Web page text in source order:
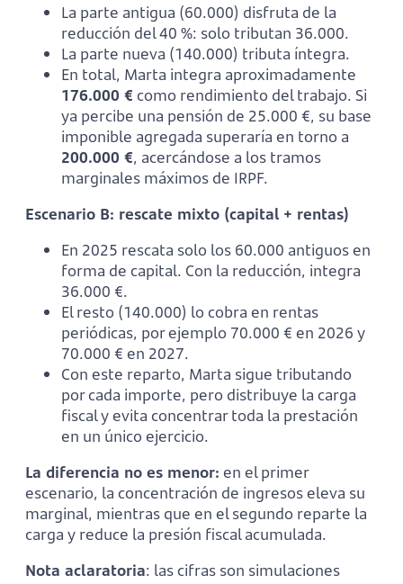
La parte antigua (60.000) disfruta de la
reducción del 40 %: solo tributan 36.000.
La parte nueva (140.000) tributa íntegra.
En total, Marta integra aproximadamente
176.000 € como rendimiento del trabajo. Si
ya percibe una pensión de 25.000 €, su base
imponible agregada superaría en torno a
200.000 €, acercándose a los tramos
marginales máximos de IRPF.
Escenario B: rescate mixto (capital + rentas)
En 2025 rescata solo los 60.000 antiguos en
forma de capital. Con la reducción, integra
36.000 €.
El resto (140.000) lo cobra en rentas
periódicas, por ejemplo 70.000 € en 2026 y
70.000 € en 2027.
Con este reparto, Marta sigue tributando
por cada importe, pero distribuye la carga
fiscal y evita concentrar toda la prestación
en un único ejercicio.
La diferencia no es menor: en el primer
escenario, la concentración de ingresos eleva su
marginal, mientras que en el segundo reparte la
carga y reduce la presión fiscal acumulada.
Nota aclaratoria: las cifras son simulaciones